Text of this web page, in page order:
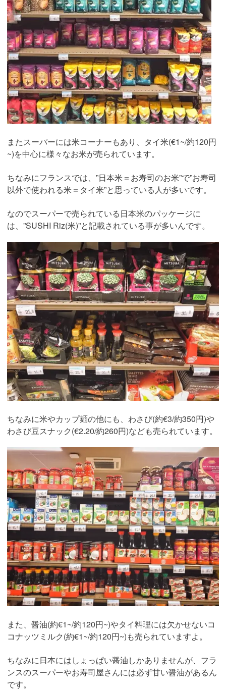
またスーパーには米コーナーもあり、タイ米(€1~/約120円
~)を中心に様々なお米が売られています。
ちなみにフランスでは、”日本米＝お寿司のお米”で”お寿司
以外で使われる米＝タイ米”と思っている人が多いです。
なのでスーパーで売られている日本米のパッケージに
は、”SUSHI Riz(米)”と記載されている事が多いんです。
ちなみに米やカップ麺の他にも、わさび(約€3/約350円)や
わさび豆スナック(€2.20/約260円)なども売られています。
また、醤油(約€1~/約120円~)やタイ料理には欠かせないコ
コナッツミルク(約€1~/約120円~)も売られていますよ。
ちなみに日本にはしょっぱい醤油しかありませんが、フラ
ンスのスーパーやお寿司屋さんには必ず甘い醤油があるん
です。